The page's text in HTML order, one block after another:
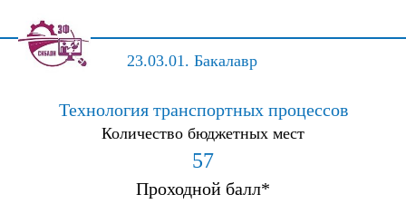
23.03.01. Бакалавр
Технология транспортных процессов
Количество бюджетных мест
57
Проходной балл*